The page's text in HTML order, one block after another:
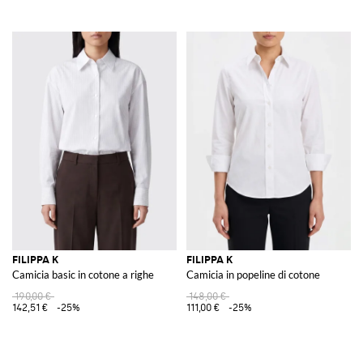
FILIPPA K
Camicia basic in cotone a righe
190,00 €
142,51 €
-25%
FILIPPA K
Camicia in popeline di cotone
148,00 €
111,00 €
-25%